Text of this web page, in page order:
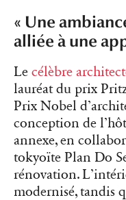
« Une
alliée à une
Le célèbre
lauréat du prix
Prix Nobel
conception de
annexe, en
tokyoïte Plan Do
rénovation.
modernisé, tandis